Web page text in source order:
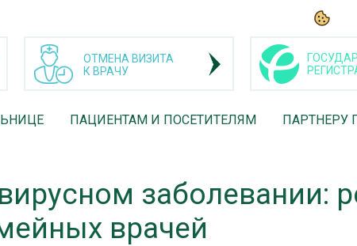
ОТМЕНА ВИЗИТА
К ВРАЧУ
ПАЦИЕНТАМ И ПОСЕТИТЕЛЯМ ПАРТНЕРУ
заболевании:
врачей